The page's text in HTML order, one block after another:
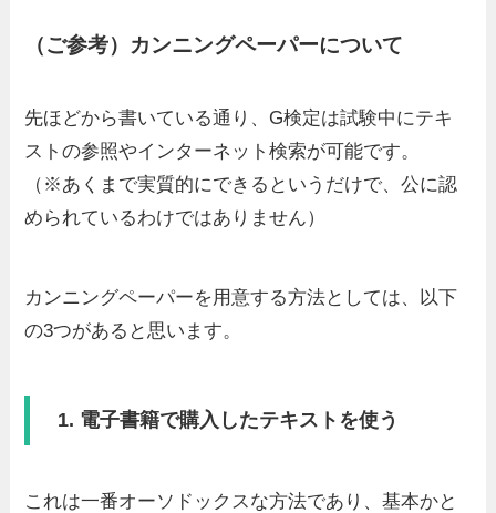
（ご参考）カンニングペーパーについて
先ほどから書いている通り、G検定は試験中にテキ
ストの参照やインターネット検索が可能です。
（※あくまで実質的にできるというだけで、公に認
められているわけではありません）
カンニングペーパーを用意する方法としては、以下
の3つがあると思います。
1. 電子書籍で購入したテキストを使う
これは一番オーソドックスな方法であり、基本かと